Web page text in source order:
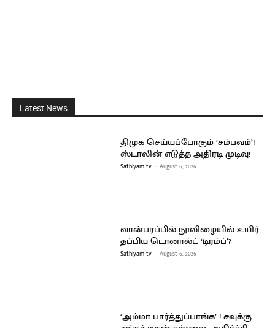
Latest News
திமுக செய்யப்போகும் ‘சம்பவம்’!
ஸ்டாலின் எடுத்த அதிரடி முடிவு!
Sathiyam tv - August 6, 2026
வான்பரப்பில் நூலிழையில் உயிர்
தப்பிய டொனால்ட் ‘டிரம்ப்’?
Sathiyam tv - August 6, 2026
‘அம்மா பார்த்துப்பாங்க’ ! சவுக்கு